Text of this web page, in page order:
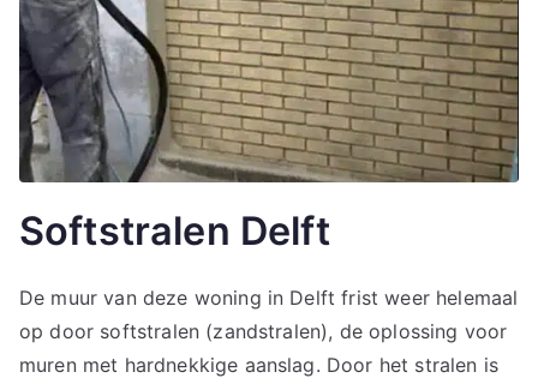
Softstralen Delft
De muur van deze woning in Delft frist weer helemaal
op door softstralen (zandstralen), de oplossing voor
muren met hardnekkige aanslag. Door het stralen is